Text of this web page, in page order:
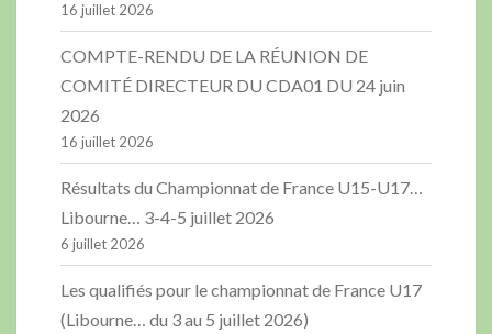
16 juillet 2026
COMPTE-RENDU DE LA RÉUNION DE
COMITÉ DIRECTEUR DU CDA01 DU 24 juin
2026
16 juillet 2026
Résultats du Championnat de France U15-U17…
Libourne… 3-4-5 juillet 2026
6 juillet 2026
Les qualifiés pour le championnat de France U17
(Libourne… du 3 au 5 juillet 2026)